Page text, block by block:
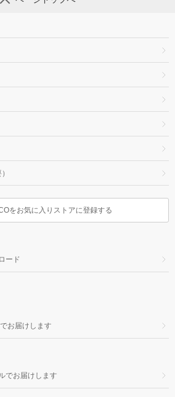
をお気に入りストアに登録する
ード
お届けします
でお届けします